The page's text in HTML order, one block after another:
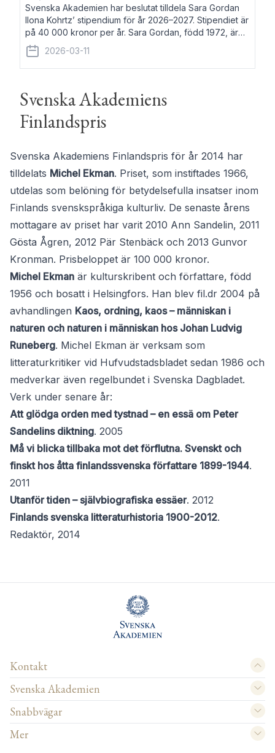
Svenska Akademien har beslutat tilldela Sara Gordan
Ilona Kohrtz’ stipendium för år 2026–2027. Stipendiet är
på 40 000 kronor per år. Sara Gordan, född 1972, är
författare och översättare. Hon debuterade 2006 med
det prosalyriska verket En
2026-03-11
Svenska Akademiens
Finlandspris
Svenska Akademiens Finlandspris för år 2014 har
tilldelats Michel Ekman. Priset, som instiftades 1966,
utdelas som belöning för betydelsefulla insatser inom
Finlands svenskspråkiga kulturliv. De senaste årens
mottagare av priset har varit 2010 Ann Sandelin, 2011
Gösta Ågren, 2012 Pär Stenbäck och 2013 Gunvor
Kronman. Prisbeloppet är 100 000 kronor.
Michel Ekman är kulturskribent och författare, född
1956 och bosatt i Helsingfors. Han blev fil.dr 2004 på
avhandlingen Kaos, ordning, kaos – människan i
naturen och naturen i människan hos Johan Ludvig
Runeberg. Michel Ekman är verksam som
litteraturkritiker vid Hufvudstadsbladet sedan 1986 och
medverkar även regelbundet i Svenska Dagbladet.
Verk under senare år:
Att glödga orden med tystnad – en essä om Peter
Sandelins diktning. 2005
Må vi blicka tillbaka mot det förflutna. Svenskt och
finskt hos åtta finlandssvenska författare 1899-1944.
2011
Utanför tiden – självbiografiska essäer. 2012
Finlands svenska litteraturhistoria 1900-2012.
Redaktör, 2014
Kontakt
Svenska Akademien
Snabbvägar
Mer